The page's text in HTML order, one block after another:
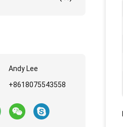
Andy Lee
+8618075543558